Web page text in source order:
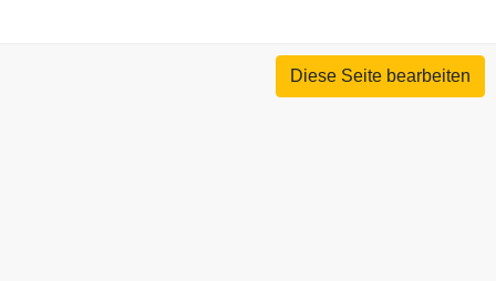
Diese Seite bearbeiten